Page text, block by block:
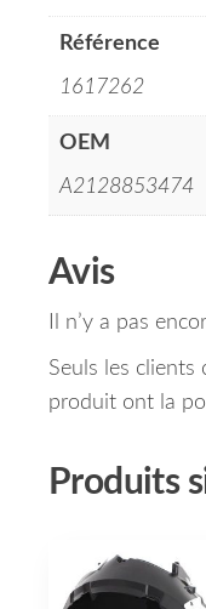
Référence
1617262
OEM
A2128853474
Avis
Il n’y a pas
Seuls les clients
produit ont la
Produits